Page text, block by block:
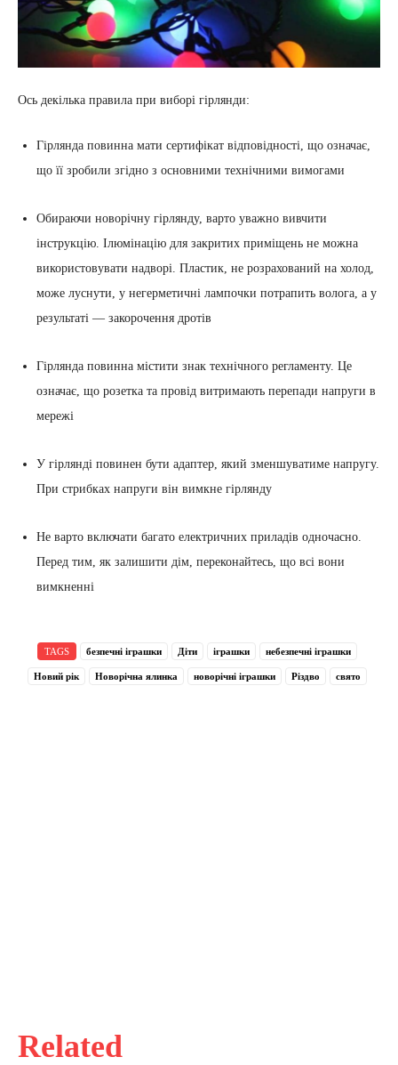
Related
Ось декілька правила при виборі гірлянди:
Гірлянда повинна мати сертифікат відповідності, що означає,
що її зробили згідно з основними технічними вимогами
Обираючи новорічну гірлянду, варто уважно вивчити
інструкцію. Ілюмінацію для закритих приміщень не можна
використовувати надворі. Пластик, не розрахований на холод,
може луснути, у негерметичні лампочки потрапить волога, а у
результаті — закорочення дротів
Гірлянда повинна містити знак технічного регламенту. Це
означає, що розетка та провід витримають перепади напруги в
мережі
У гірлянді повинен бути адаптер, який зменшуватиме напругу.
При стрибках напруги він вимкне гірлянду
Не варто включати багато електричних приладів одночасно.
Перед тим, як залишити дім, переконайтесь, що всі вони
вимкненні
TAGS безпечні іграшки Діти іграшки небезпечні іграшки
Новий рік Новорічна ялинка новорічні іграшки Різдво свято